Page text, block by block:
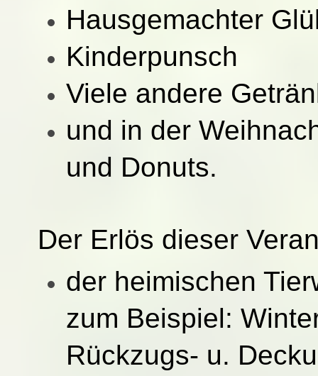
Hausgemachter
Kinderpunsch
Viele andere
und in der
und Donuts.
Der Erlös dieser
der heimischen
zum Beispiel:
Rückzugs- u.